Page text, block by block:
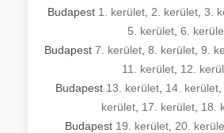
Budapest 1. kerület 2. kerület 3.
5. kerület 6.
Budapest 7. kerület 8. kerület 9.
11. kerület, 12.
Budapest 13. kerület, 14. kerület,
kerület, 17. kerület, 18.
Budapest 19. kerület, 20.